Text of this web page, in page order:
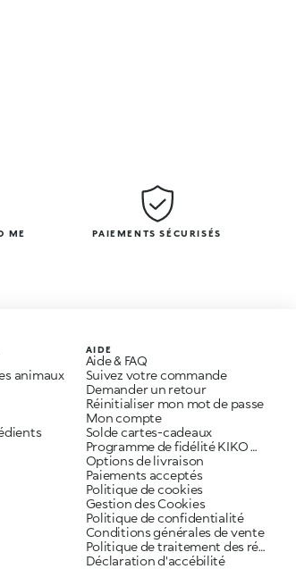
ME PAIEMENTS SÉCURISÉS
animaux
AIDE
Aide & FAQ
Suivez votre commande
Demander un retour
Réinitialiser mon mot de passe
Mon compte
Solde cartes-cadeaux
Programme de fidélité KIKO ME
Options de livraison
Paiements acceptés
Politique de cookies
Gestion des Cookies
Politique de confidentialité
Conditions générales de vente
Politique de traitement des réclamations
Déclaration d'accébilité